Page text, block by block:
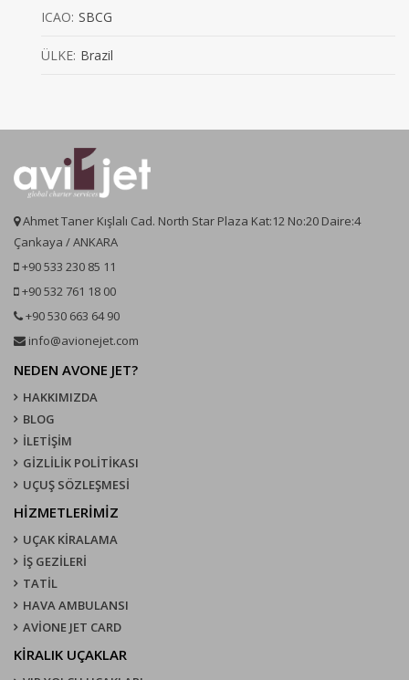
ICAO: SBCG
ÜLKE: Brazil
Ahmet Taner Kışlalı Cad. North Star Plaza Kat:12 No:20 Daire:4
Çankaya / ANKARA
+90 533 230 85 11
+90 532 761 18 00
+90 530 663 64 90
info@avionejet.com
NEDEN AVONE JET?
HAKKIMIZDA
BLOG
İLETİŞİM
GİZLİLİK POLİTİKASI
UÇUŞ SÖZLEŞMESI
HİZMETLERİMİZ
UÇAK KIRALAMA
İŞ GEZİLERİ
TATİL
HAVA AMBULANSI
AVİONE JET CARD
KIRALIK UÇAKLAR